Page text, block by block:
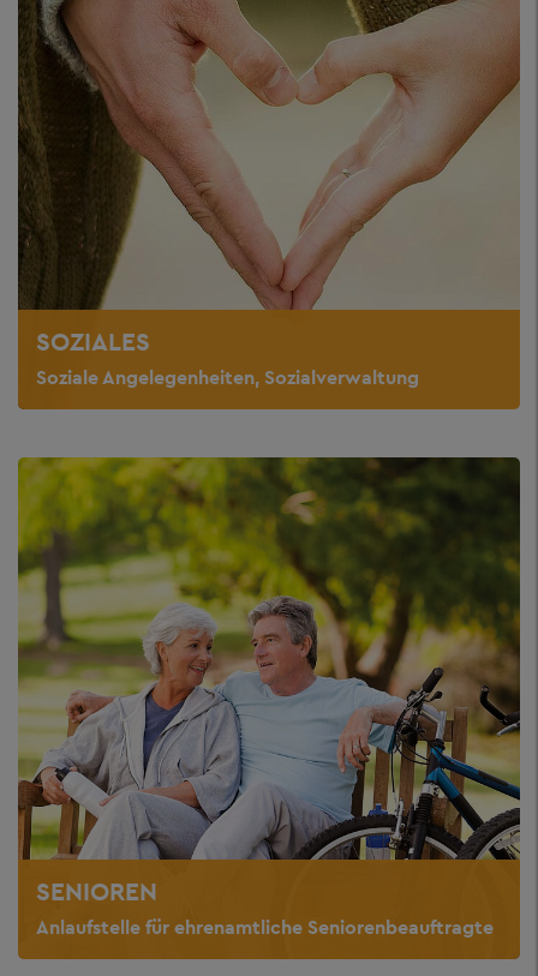
SOZIALES
Soziale Angelegenheiten, Sozialverwaltung
SENIOREN
Anlaufstelle für ehrenamtliche Seniorenbeauftragte